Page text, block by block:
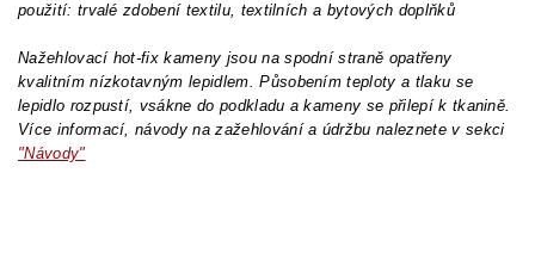
použití: trvalé zdobení textilu, textilních a bytových doplňků
Nažehlovací hot-fix kameny jsou na spodní straně opatřeny
kvalitním nízkotavným lepidlem. Působením teploty a tlaku se
lepidlo rozpustí, vsákne do podkladu a kameny se přilepí k tkanině.
Více informací, návody na zažehlování a údržbu naleznete v sekci
"Návody"